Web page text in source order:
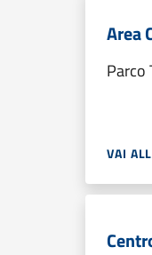
Area
Parco
VAI